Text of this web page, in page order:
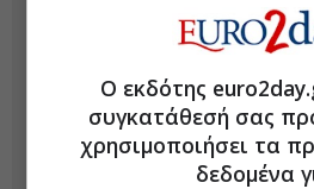
Ο εκδότης
συγκατάθεσή σας
χρησιμοποιήσει τα
δεδομένα